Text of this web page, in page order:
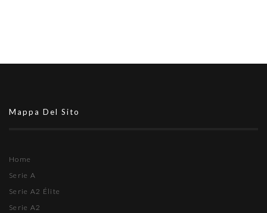
Mappa Del Sito
Home
Serie A
Serie A2 Élite
Serie A2